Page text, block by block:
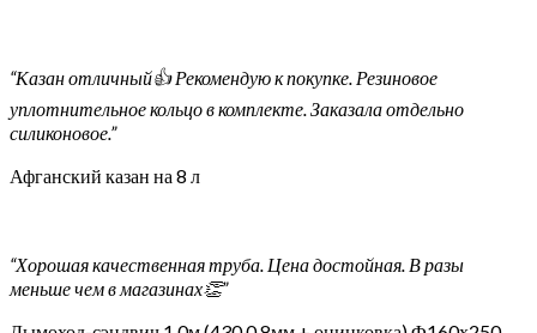
“Казан отличный👍 Рекомендую к покупке. Резиновое
уплотнительное кольцо в комплекте. Заказала отдельно
силиконовое.”
Афганский казан на 8 л
“Хорошая качественная труба. Цена достойная. В разы
меньше чем в магазинах👏”